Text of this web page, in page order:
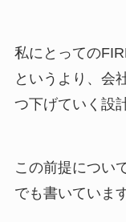
私にとっての
というより、会
つ下げていく設
この前提につい
でも書いています